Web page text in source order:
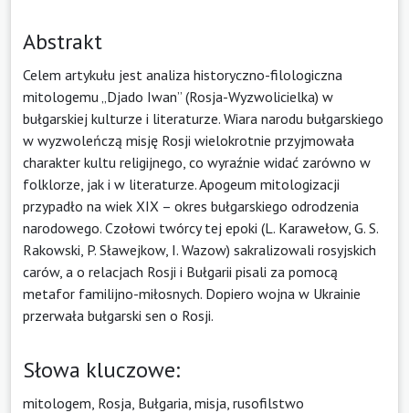
Abstrakt
Celem artykułu jest analiza historyczno-filologiczna
mitologemu „Djado Iwan” (Rosja-Wyzwolicielka) w
bułgarskiej kulturze i literaturze. Wiara narodu bułgarskiego
w wyzwoleńczą misję Rosji wielokrotnie przyjmowała
charakter kultu religijnego, co wyraźnie widać zarówno w
folklorze, jak i w literaturze. Apogeum mitologizacji
przypadło na wiek XIX – okres bułgarskiego odrodzenia
narodowego. Czołowi twórcy tej epoki (L. Karawełow, G. S.
Rakowski, P. Sławejkow, I. Wazow) sakralizowali rosyjskich
carów, a o relacjach Rosji i Bułgarii pisali za pomocą
metafor familijno-miłosnych. Dopiero wojna w Ukrainie
przerwała bułgarski sen o Rosji.
Słowa kluczowe:
mitologem, Rosja, Bułgaria, misja, rusofilstwo